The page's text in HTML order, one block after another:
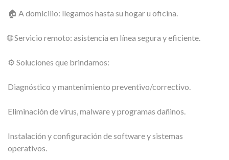
🏠 A domicilio: llegamos hasta su hogar u oficina.
🌐 Servicio remoto: asistencia en línea segura y eficiente.
⚙️ Soluciones que brindamos:
Diagnóstico y mantenimiento preventivo/correctivo.
Eliminación de virus, malware y programas dañinos.
Instalación y configuración de software y sistemas
operativos.